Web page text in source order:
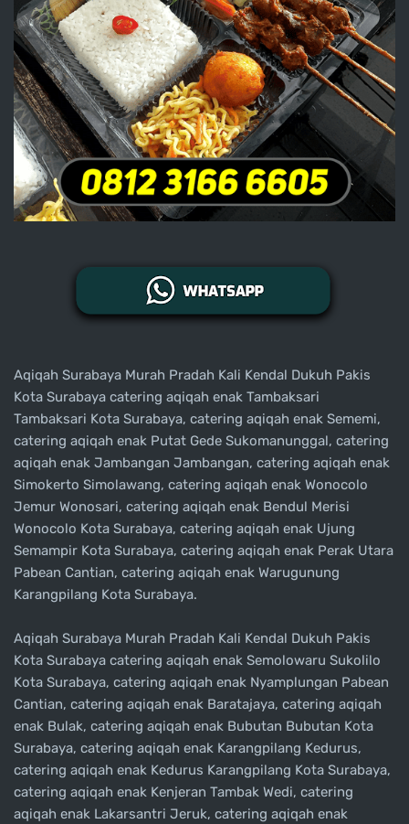
Aqiqah Surabaya Murah Pradah Kali Kendal Dukuh Pakis
Kota Surabaya catering aqiqah enak Tambaksari
Tambaksari Kota Surabaya, catering aqiqah enak Sememi,
catering aqiqah enak Putat Gede Sukomanunggal, catering
aqiqah enak Jambangan Jambangan, catering aqiqah enak
Simokerto Simolawang, catering aqiqah enak Wonocolo
Jemur Wonosari, catering aqiqah enak Bendul Merisi
Wonocolo Kota Surabaya, catering aqiqah enak Ujung
Semampir Kota Surabaya, catering aqiqah enak Perak Utara
Pabean Cantian, catering aqiqah enak Warugunung
Karangpilang Kota Surabaya.
Aqiqah Surabaya Murah Pradah Kali Kendal Dukuh Pakis
Kota Surabaya catering aqiqah enak Semolowaru Sukolilo
Kota Surabaya, catering aqiqah enak Nyamplungan Pabean
Cantian, catering aqiqah enak Baratajaya, catering aqiqah
enak Bulak, catering aqiqah enak Bubutan Bubutan Kota
Surabaya, catering aqiqah enak Karangpilang Kedurus,
catering aqiqah enak Kedurus Karangpilang Kota Surabaya,
catering aqiqah enak Kenjeran Tambak Wedi, catering
aqiqah enak Lakarsantri Jeruk, catering aqiqah enak